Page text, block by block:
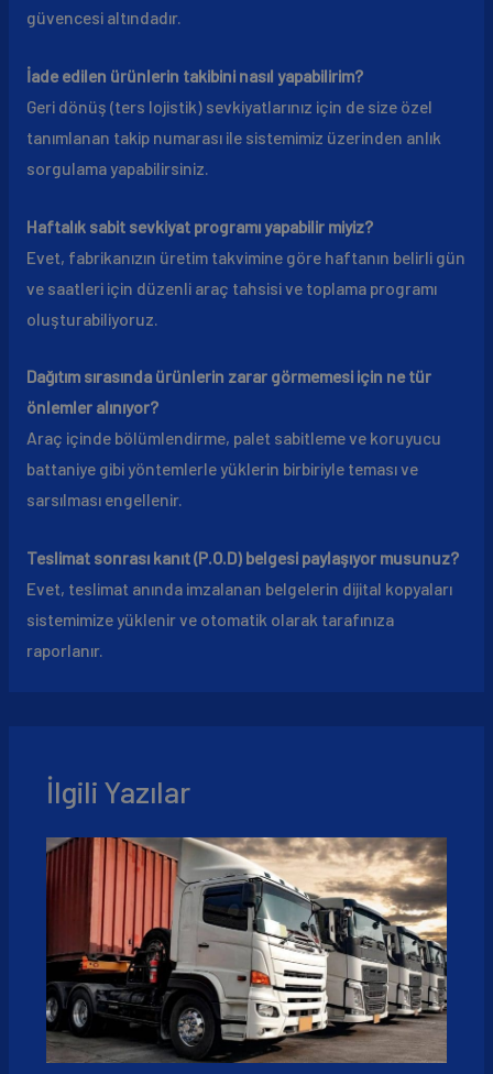
güvencesi altındadır.
İade edilen ürünlerin takibini nasıl yapabilirim?
Geri dönüş (ters lojistik) sevkiyatlarınız için de size özel
tanımlanan takip numarası ile sistemimiz üzerinden anlık
sorgulama yapabilirsiniz.
Haftalık sabit sevkiyat programı yapabilir miyiz?
Evet, fabrikanızın üretim takvimine göre haftanın belirli gün
ve saatleri için düzenli araç tahsisi ve toplama programı
oluşturabiliyoruz.
Dağıtım sırasında ürünlerin zarar görmemesi için ne tür
önlemler alınıyor?
Araç içinde bölümlendirme, palet sabitleme ve koruyucu
battaniye gibi yöntemlerle yüklerin birbiriyle teması ve
sarsılması engellenir.
Teslimat sonrası kanıt (P.O.D) belgesi paylaşıyor musunuz?
Evet, teslimat anında imzalanan belgelerin dijital kopyaları
sistemimize yüklenir ve otomatik olarak tarafınıza
raporlanır.
İlgili Yazılar